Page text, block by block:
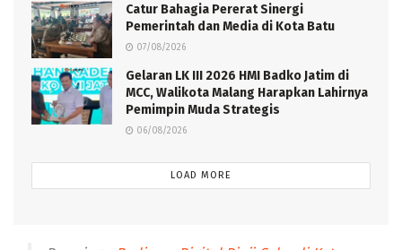
Catur Bahagia Pererat Sinergi
Pemerintah dan Media di Kota Batu
07/08/2026
Gelaran LK III 2026 HMI Badko Jatim di
MCC, Walikota Malang Harapkan Lahirnya
Pemimpin Muda Strategis
06/08/2026
LOAD MORE